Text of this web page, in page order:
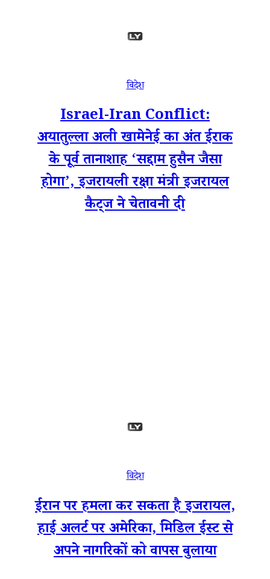
विदेश
Israel-Iran Conflict:
अयातुल्ला अली खामेनेई का अंत ईराक
के पूर्व तानाशाह ‘सद्दाम हुसैन जैसा
होगा’, इजरायली रक्षा मंत्री इजरायल
कैट्ज ने चेतावनी दी
विदेश
ईरान पर हमला कर सकता है इजरायल,
हाई अलर्ट पर अमेरिका, मिडिल ईस्ट से
अपने नागरिकों को वापस बुलाया